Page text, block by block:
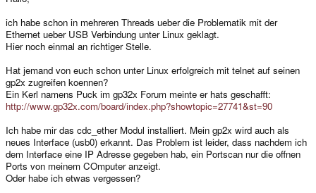
ich habe schon in mehreren Threads ueber die Problematik mit der
Ethernet ueber USB Verbindung unter Linux geklagt.
Hier noch einmal an richtiger Stelle.
Hat jemand von euch schon unter Linux erfolgreich mit telnet auf seinen
gp2x zugreifen koennen?
Ein Kerl namens Puck im gp32x Forum meinte er hats geschafft:
http://www.gp32x.com/board/index.php?showtopic=27741&st=90
Ich habe mir das cdc_ether Modul installiert. Mein gp2x wird auch als
neues Interface (usb0) erkannt. Das Problem ist leider, dass nachdem ich
dem Interface eine IP Adresse gegeben hab, ein Portscan nur die offnen
Ports von meinem COmputer anzeigt.
Oder habe ich etwas vergessen?